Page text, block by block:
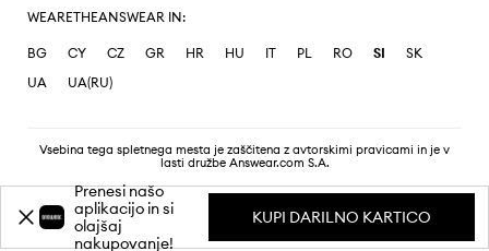
WEARETHEANSWEAR IN:
BG CY CZ GR HR HU IT PL RO SI
SK
UA
UA(RU)
Vsebina tega spletnega mesta je zaščitena z avtorskimi pravicami in je v
lasti družbe Answear.com S.A.
Prenesi našo
aplikacijo in si
olajšaj
nakupovanje!
KUPI DARILNO KARTICO